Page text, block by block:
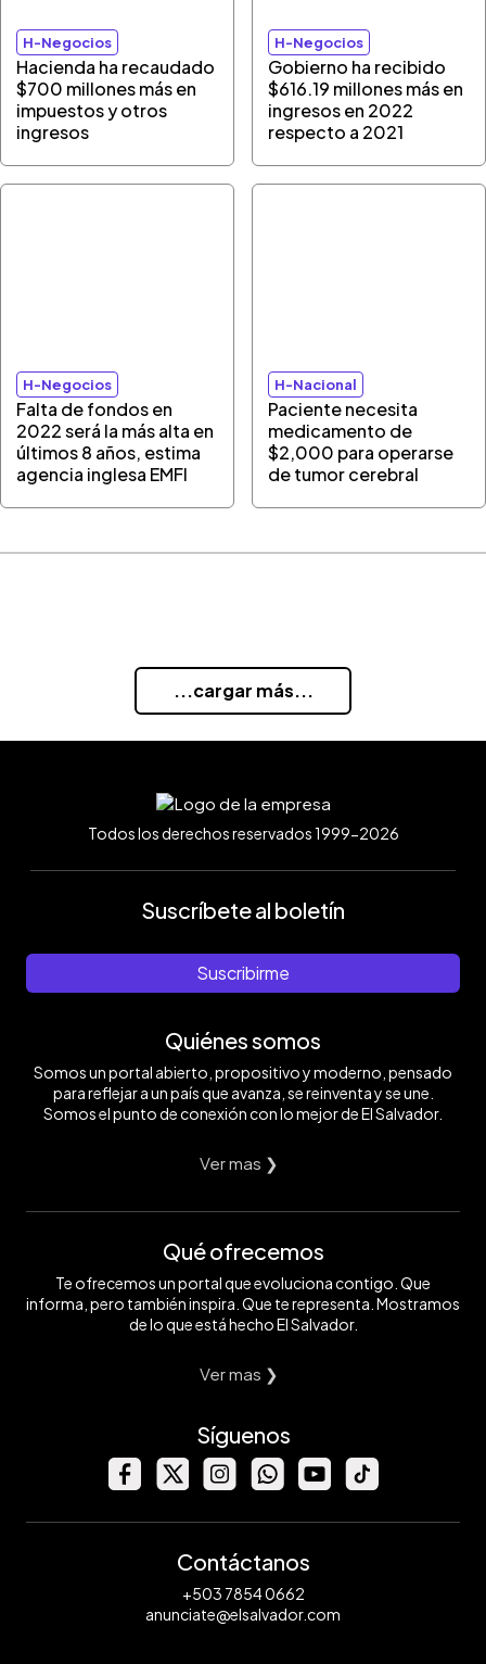
H-Negocios
Hacienda ha recaudado
$700 millones más en
impuestos y otros
ingresos
H-Negocios
Gobierno ha recibido
$616.19 millones más en
ingresos en 2022
respecto a 2021
H-Negocios
Falta de fondos en
2022 será la más alta en
últimos 8 años, estima
agencia inglesa EMFI
H-Nacional
Paciente necesita
medicamento de
$2,000 para operarse
de tumor cerebral
...cargar más...
Todos los derechos reservados 1999-2026
Suscríbete al boletín
Suscribirme
Quiénes somos
Somos un portal abierto, propositivo y moderno, pensado
para reflejar a un país que avanza, se reinventa y se une.
Somos el punto de conexión con lo mejor de El Salvador.
Ver mas ❯
Qué ofrecemos
Te ofrecemos un portal que evoluciona contigo. Que
informa, pero también inspira. Que te representa. Mostramos
de lo que está hecho El Salvador.
Ver mas ❯
Síguenos
Contáctanos
+503 7854 0662
anunciate@elsalvador.com